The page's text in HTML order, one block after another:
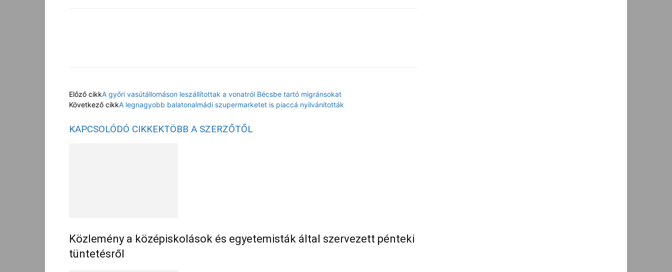
Előző cikkA győri vasútállomáson leszállítottak a vonatról Bécsbe tartó migránsokat
Következő cikkA legnagyobb balatonalmádi szupermarketet is piaccá nyilvánították
KAPCSOLÓDÓ CIKKEKTÖBB A SZERZŐTŐL
Közlemény a középiskolások és egyetemisták által szervezett pénteki
tüntetésről